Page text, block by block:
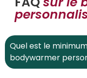
Quel est le
bodywarmer